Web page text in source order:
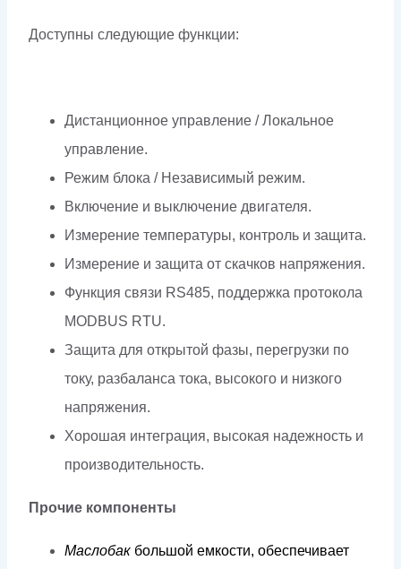
Доступны следующие функции:
Дистанционное управление / Локальное
управление.
Режим блока / Независимый режим.
Включение и выключение двигателя.
Измерение температуры, контроль и защита.
Измерение и защита от скачков напряжения.
Функция связи RS485, поддержка протокола
MODBUS RTU.
Защита для открытой фазы, перегрузки по
току, разбаланса тока, высокого и низкого
напряжения.
Хорошая интеграция, высокая надежность и
производительность.
Прочие компоненты
Маслобак большой емкости, обеспечивает